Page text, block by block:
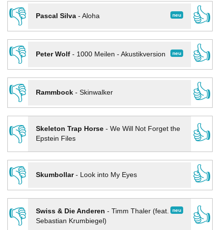
👎
neu
Pascal Silva- Aloha
👍
👎
neu
Peter Wolf- 1000 Meilen - Akustikversion
👍
👎
Rammbock- Skinwalker
👍
👎
Skeleton Trap Horse- We Will Not Forget the
Epstein Files
👍
👎
Skumbollar- Look into My Eyes
👍
👎
neu
Swiss & Die Anderen - Timm Thaler (feat.
Sebastian Krumbiegel)
👍